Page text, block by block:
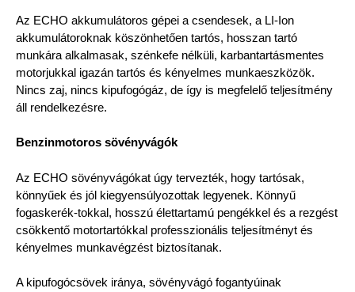
Az ECHO akkumulátoros gépei a csendesek, a LI-Ion
akkumulátoroknak köszönhetően tartós, hosszan tartó
munkára alkalmasak, szénkefe nélküli, karbantartásmentes
motorjukkal igazán tartós és kényelmes munkaeszközök.
Nincs zaj, nincs kipufogógáz, de így is megfelelő teljesítmény
áll rendelkezésre.
Benzinmotoros sövényvágók
Az ECHO sövényvágókat úgy tervezték, hogy tartósak,
könnyűek és jól kiegyensúlyozottak legyenek. Könnyű
fogaskerék-tokkal, hosszú élettartamú pengékkel és a rezgést
csökkentő motortartókkal professzionális teljesítményt és
kényelmes munkavégzést biztosítanak.
A kipufogócsövek iránya, sövényvágó fogantyúinak